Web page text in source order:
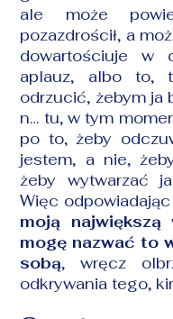
ale może
pozazdrościł, a
dowartościuje w
aplauz, albo to,
odrzucić, żebym ja
n… tu, w tym
po to, żeby
jestem, a nie,
żeby wytwarzać
Więc
moją
mogę nazwać to
sobą, wręcz
odkrywania tego,